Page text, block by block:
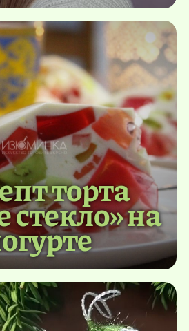
торта
стекло» на